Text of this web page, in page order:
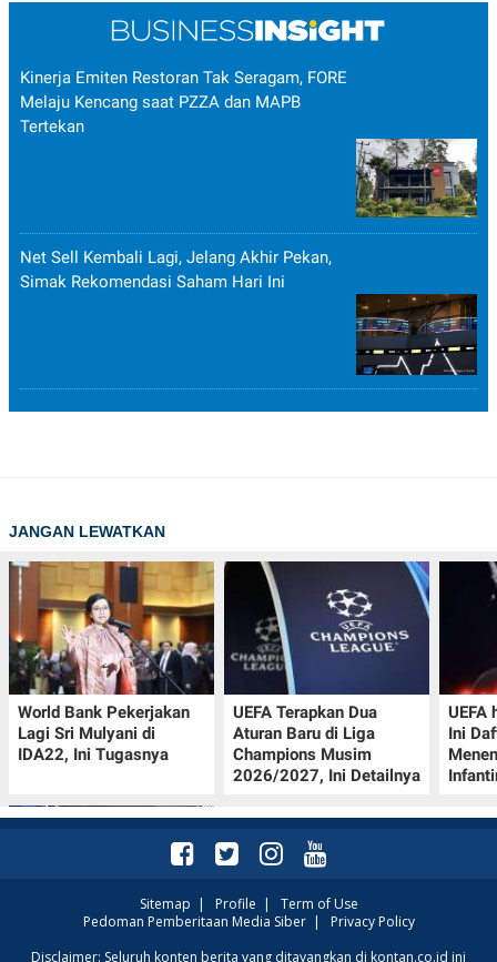
Kinerja Emiten Restoran Tak Seragam, FORE
Melaju Kencang saat PZZA dan MAPB
Tertekan
Net Sell Kembali Lagi, Jelang Akhir Pekan,
Simak Rekomendasi Saham Hari Ini
JANGAN LEWATKAN
World Bank Pekerjakan
Lagi Sri Mulyani di
IDA22, Ini Tugasnya
UEFA Terapkan Dua
Aturan Baru di Liga
Champions Musim
2026/2027, Ini Detailnya
UEFA
Ini
Jadwal Perempat Final
Sitemap | Profile | Term of Use
Pedoman Pemberitaan Media Siber| Privacy Policy
Disclaimer: Seluruh konten berita yang ditayangkan di kontan.co.id ini